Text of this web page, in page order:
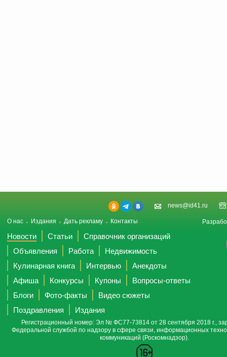
news@id41.ru
О нас Издания Дать рекламу Контакты
Новости Статьи
Справочник организаций
Объявления
Работа
Недвижимость
Кулинарная книга
Интервью
Анекдоты
Афиша
Конкурсы Купоны
Вопросы-ответы
Блоги
Фото-факты
Видео сюжеты
Поздравления
Издания
Регистрационный номер: Эл № ФС77-73814 от 28 сентября 2018 г.,
Федеральной службой по надзору в сфере связи, информационных
коммуникаций (Роскомнадзор).